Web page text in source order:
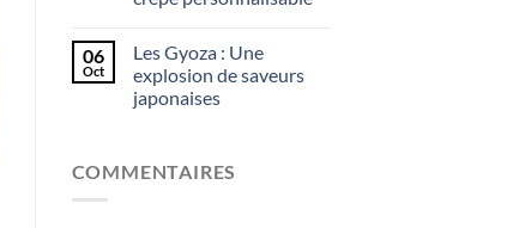
06
Oct
Les Gyoza : Une
explosion de saveurs
japonaises
COMMENTAIRES